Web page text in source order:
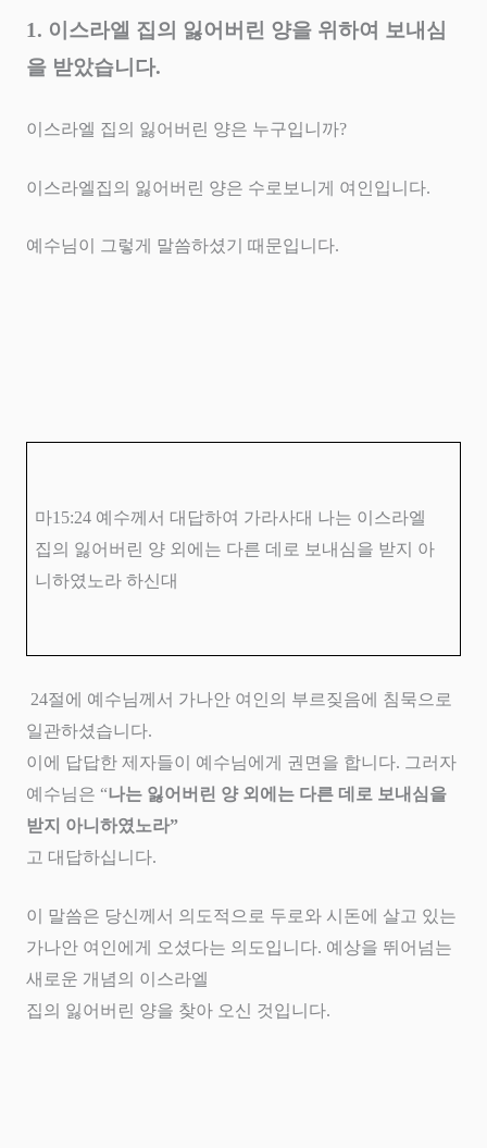
1. 이스라엘 집의 잃어버린 양을 위하여 보내심
을 받았습니다.
이스라엘 집의 잃어버린 양은 누구입니까?
이스라엘집의 잃어버린 양은 수로보니게 여인입니다.
예수님이 그렇게 말씀하셨기 때문입니다.
마15:24 예수께서 대답하여 가라사대 나는 이스라엘
집의 잃어버린 양 외에는 다른 데로 보내심을 받지 아
니하였노라 하신대
24절에 예수님께서 가나안 여인의 부르짖음에 침묵으로
일관하셨습니다.
이에 답답한 제자들이 예수님에게 권면을 합니다. 그러자
예수님은 “나는 잃어버린 양 외에는 다른 데로 보내심을
받지 아니하였노라”
고 대답하십니다.
이 말씀은 당신께서 의도적으로 두로와 시돈에 살고 있는
가나안 여인에게 오셨다는 의도입니다. 예상을 뛰어넘는
새로운 개념의 이스라엘
집의 잃어버린 양을 찾아 오신 것입니다.